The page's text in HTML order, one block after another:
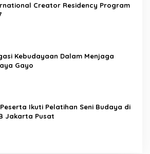
Creator Residency Program
Kebudayaan Dalam Menjaga
Gayo
Ikuti Pelatihan Seni Budaya di
Jakarta Pusat